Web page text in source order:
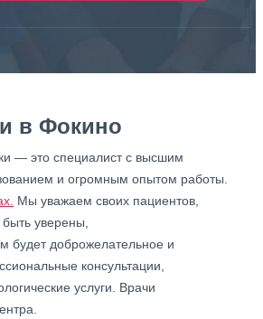
в Фокино
— это специалист с высшим
и огромным опытом работы.
Мы уважаем своих пациентов,
уверены,
будет доброжелательное и
консультации,
услуги. Врачи